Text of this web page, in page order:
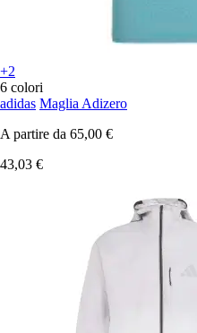
+2
6 colori
adidas Maglia Adizero
A partire da 65,00 €
43,03 €